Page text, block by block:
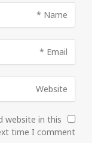
website in this
time I comment.